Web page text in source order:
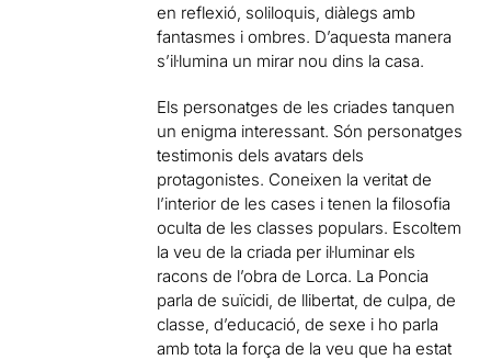
en reflexió, soliloquis, diàlegs amb
fantasmes i ombres. D’aquesta manera
s’il·lumina un mirar nou dins la casa.
Els personatges de les criades tanquen
un enigma interessant. Són personatges
testimonis dels avatars dels
protagonistes. Coneixen la veritat de
l’interior de les cases i tenen la filosofia
oculta de les classes populars. Escoltem
la veu de la criada per il·luminar els
racons de l’obra de Lorca. La Poncia
parla de suïcidi, de llibertat, de culpa, de
classe, d’educació, de sexe i ho parla
amb tota la força de la veu que ha estat